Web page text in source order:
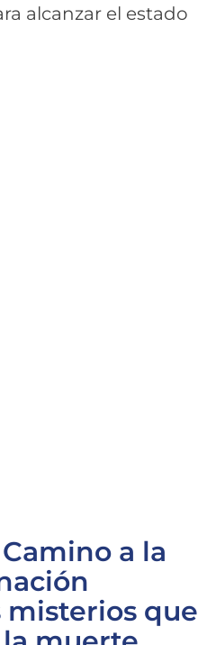
alcanzar el estado
a la
misterios que